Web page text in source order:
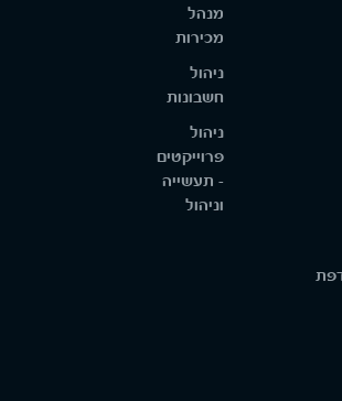
מנהל
מכירות
ניהול
חשבונות
ניהול
פרוייקטים
- תעשייה
וניהול